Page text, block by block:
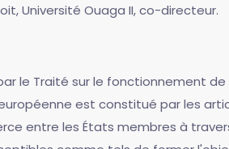
Université Ouaga II, co-directeur.
le Traité sur le fonctionnement de
européenne est constitué par les
entre les États membres à